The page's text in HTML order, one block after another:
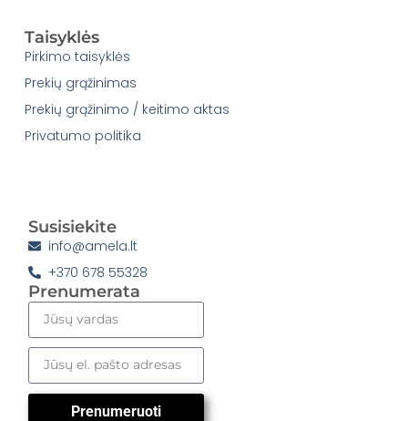
Taisyklės
Pirkimo taisyklės
Prekių grąžinimas
Prekių grąžinimo / keitimo aktas
Privatumo politika
Susisiekite
info@amela.lt
+370 678 55328
Prenumerata
Prenumeruoti